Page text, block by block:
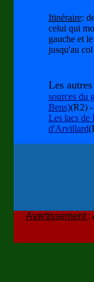
Itinéraire:
celui qui
gauche et
jusqu'au
Les
sources du
Bens)(R2) -
Les lacs de
d'Arvillard
Avertissement :